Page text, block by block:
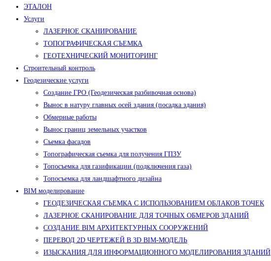
Меню
ЭТАЛОН
Услуги
ЛАЗЕРНОЕ СКАНИРОВАНИЕ
ТОПОГРАФИЧЕСКАЯ СЪЕМКА
ГЕОТЕХНИЧЕСКИЙ МОНИТОРИНГ
Строительный контроль
Геодезические услуги
Создание ГРО (Геодезическая разбивочная основа)
Вынос в натуру главных осей здания (посадка здания)
Обмерные работы
Вынос границ земельных участков
Съемка фасадов
Топографическая съемка для получения ГПЗУ
Топосъемка для газификации (подключения газа)
Топосъемка для ландшафтного дизайна
BIM моделирование
ГЕОДЕЗИЧЕСКАЯ СЪЕМКА С ИСПОЛЬЗОВАНИЕМ ОБЛАКОВ ТОЧЕК
ЛАЗЕРНОЕ СКАНИРОВАНИЕ ДЛЯ ТОЧНЫХ ОБМЕРОВ ЗДАНИЙ
СОЗДАНИЕ BIM АРХИТЕКТУРНЫХ СООРУЖЕНИЙ
ПЕРЕВОД 2D ЧЕРТЕЖЕЙ В 3D BIM-МОДЕЛЬ
ИЗЫСКАНИЯ ДЛЯ ИНФОРМАЦИОННОГО МОДЕЛИРОВАНИЯ ЗДАНИЙ